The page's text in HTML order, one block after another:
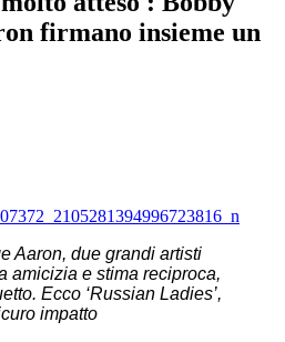
firmano insieme un
Aaron, due grandi artisti
amicizia e stima reciproca,
Ecco ‘Russian Ladies’,
impatto